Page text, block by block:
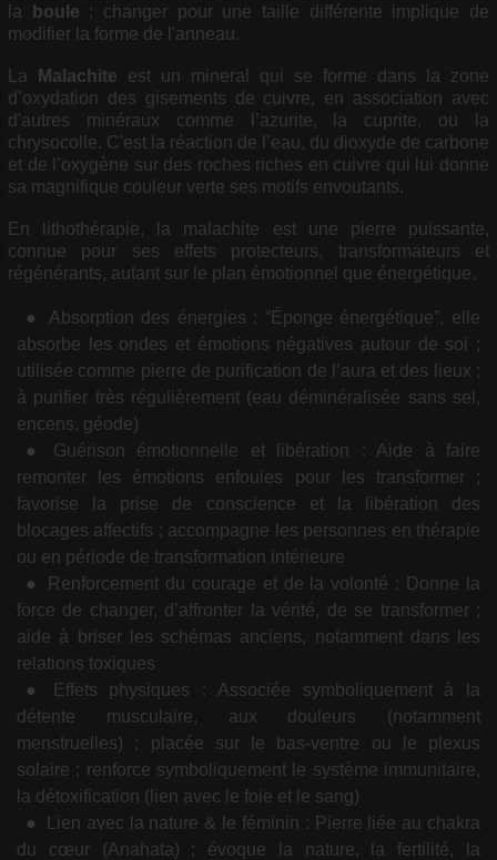
la
boule ; changer pour une taille différente implique de
modifier la forme de l'anneau.
La Malachite est un mineral qui se forme dans la zone
d’oxydation des gisements de cuivre, en association avec
d'autres minéraux comme l’azurite, la cuprite, ou la
chrysocolle. C'est la réaction de l’eau, du dioxyde de carbone
et de l’oxygène sur des roches riches en cuivre qui lui donne
sa magnifique couleur verte ses motifs envoutants.
En lithothérapie, la malachite est une pierre puissante,
connue pour ses effets protecteurs, transformateurs et
régénérants, autant sur le plan émotionnel que énergétique.
Absorption des énergies : “Éponge énergétique”, elle
absorbe les ondes et émotions négatives autour de soi ;
utilisée comme pierre de purification de l’aura et des lieux ;
à purifier très régulièrement (eau déminéralisée sans sel,
encens, géode)
Guérison émotionnelle et libération : Aide à faire
remonter les émotions enfouies pour les transformer ;
favorise la prise de conscience et la libération des
blocages affectifs ; accompagne les personnes en thérapie
ou en période de transformation intérieure
Renforcement du courage et de la volonté : Donne la
force de changer, d’affronter la vérité, de se transformer ;
aide à briser les schémas anciens, notamment dans les
relations toxiques
Effets physiques : Associée symboliquement à la
détente musculaire, aux douleurs (notamment
menstruelles) ; placée sur le bas-ventre ou le plexus
solaire ; renforce symboliquement le système immunitaire,
la détoxification (lien avec le foie et le sang)
Lien avec la nature & le féminin : Pierre liée au chakra
du cœur (Anahata) ; évoque la nature, la fertilité, la